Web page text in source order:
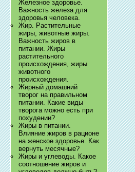
Железное здоровье.
Важность железа для
здоровья человека.
Жир. Растительные
жиры, животные жиры.
Важность жиров в
питании. Жиры
растительного
происхождения, жиры
животного
происхождения.
Жирный домашний
творог на правильном
питании. Какие виды
творога можно есть при
похудении?
Жиры в питании.
Влияние жиров в рационе
на женское здоровье. Как
вернуть месячные?
Жиры и углеводы. Какое
соотношение жиров и